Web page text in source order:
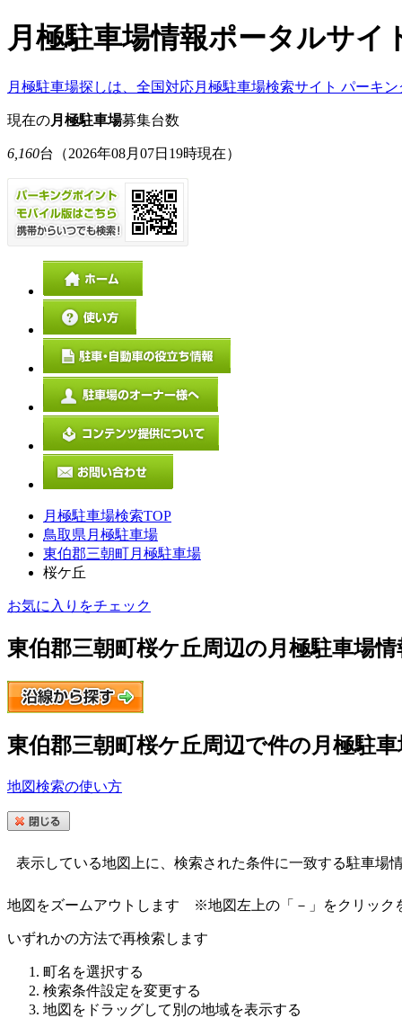
月極駐車場情報ポータルサイ
月極駐車場探しは、全国対応月極駐車場検索サイト パーキン
現在の月極駐車場募集台数
6,160台 （2026年08月07日19時現在）
月極駐車場検索TOP
鳥取県月極駐車場
東伯郡三朝町月極駐車場
桜ケ丘
お気に入りをチェック
東伯郡三朝町桜ケ丘周辺の月極駐車場情
東伯郡三朝町桜ケ丘周辺で件の月極駐
地図検索の使い方
表示している地図上に、検索された条件に一致する駐車場
地図をズームアウトします ※地図左上の「－」をクリック
いずれかの方法で再検索します
町名を選択する
検索条件設定を変更する
地図をドラッグして別の地域を表示する